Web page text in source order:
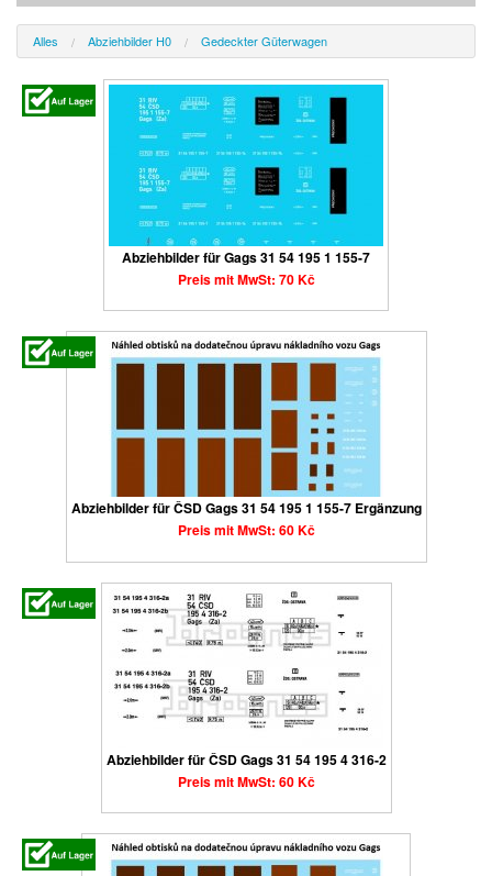
Alles Abziehbilder H0 Gedeckter Güterwagen
Abziehbilder für Gags 31 54 195 1 155-7
Preis mit MwSt: 70 Kč
Abziehbilder für ČSD Gags 31 54 195 1 155-7 Ergänzung
Preis mit MwSt: 60 Kč
Abziehbilder für ČSD Gags 31 54 195 4 316-2
Preis mit MwSt: 60 Kč